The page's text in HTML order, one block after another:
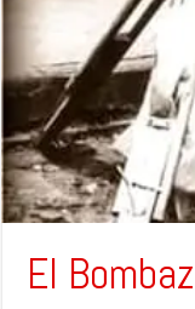
El